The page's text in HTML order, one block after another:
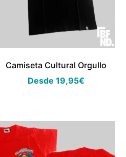
Camiseta Cultural Orgullo
Desde 19,95€